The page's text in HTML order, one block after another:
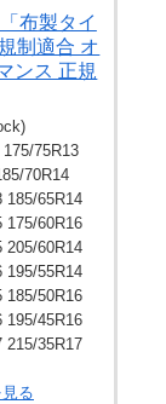
布製タイ
制適合 オ
ンス 正規
75R13
70R14
185/65R14
175/60R16
205/60R14
195/55R14
185/50R16
195/45R16
215/35R17
る